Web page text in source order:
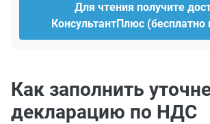
Для чтения получите
КонсультантПлюс (бесплатно
Как заполнить
декларацию по НДС